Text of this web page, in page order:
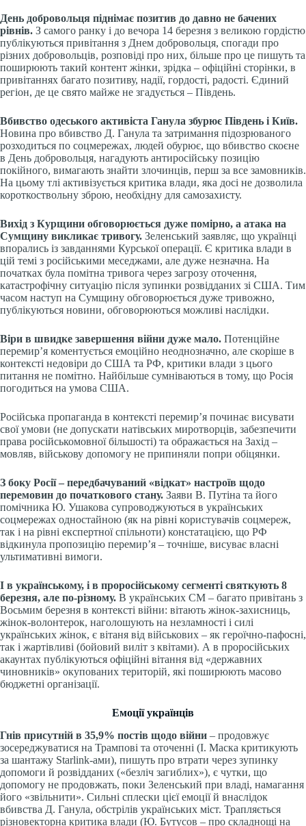
День добровольця піднімає позитив до давно не бачених
рівнів. З самого ранку і до вечора 14 березня з великою гордістю
публікуються привітання з Днем добровольця, спогади про
різних добровольців, розповіді про них, більше про це пишуть та
поширюють такий контент жінки, зрідка – офіційні сторінки, в
привітаннях багато позитиву, надії, гордості, радості. Єдиний
регіон, де це свято майже не згадується – Південь.
Вбивство одеського активіста Ганула збурює Південь і Київ.
Новина про вбивство Д. Ганула та затримання підозрюваного
розходиться по соцмережах, людей обурює, що вбивство скоєне
в День добровольця, нагадують антиросійську позицію
покійного, вимагають знайти злочинців, перш за все замовників.
На цьому тлі активізується критика влади, яка досі не дозволила
короткоствольну зброю, необхідну для самозахисту.
Вихід з Курщини обговорюється дуже помірно, а атака на
Сумщину викликає тривогу. Зеленський заявляє, що українці
впорались із завданнями Курської операції. Є критика влади в
цій темі з російськими меседжами, але дуже незначна. На
початках була помітна тривога через загрозу оточення,
катастрофічну ситуацію після зупинки розвідданих зі США. Тим
часом наступ на Сумщину обговорюється дуже тривожно,
публікуються новини, обговорюються можливі наслідки.
Віри в швидке завершення війни дуже мало. Потенційне
перемир’я коментується емоційно неоднозначно, але скоріше в
контексті недовіри до США та РФ, критики влади з цього
питання не помітно. Найбільше сумніваються в тому, що Росія
погодиться на умова США.
Російська пропаганда в контексті перемир’я починає висувати
свої умови (не допускати натівських миротворців, забезпечити
права російськомовної більшості) та ображається на Захід –
мовляв, військову допомогу не припиняли попри обіцянки.
З боку Росії – передбачуваний «відкат» настроїв щодо
перемовин до початкового стану. Заяви В. Путіна та його
помічника Ю. Ушакова супроводжуються в українських
соцмережах одностайною (як на рівні користувачів соцмереж,
так і на рівні експертної спільноти) констатацією, що РФ
відкинула пропозицію перемир’я – точніше, висуває власні
ультимативні вимоги.
І в українському, і в проросійському сегменті святкують 8
березня, але по-різному. В українських СМ – багато привітань з
Восьмим березня в контексті війни: вітають жінок-захисниць,
жінок-волонтерок, наголошують на незламності і силі
українських жінок, є вітаня від військових – як героїчно-пафосні,
так і жартівливі (бойовий виліт з квітами). А в проросійських
акаунтах публікуються офіційні вітання від «державних
чиновників» окупованих територій, які поширюють масово
бюджетні організації.
Емоції українців
Гнів присутній в 35,9% постів щодо війни – продовжує
зосереджуватися на Трампові та оточенні (І. Маска критикують
за шантажу Starlink-ами), пишуть про втрати через зупинку
допомоги й розвідданих («безліч загиблих»), є чутки, що
допомогу не продовжать, поки Зеленський при владі, намагання
його «звільнити». Сильні сплески цієї емоції й внаслідок
вбивства Д. Ганула, обстрілів українських міст. Трапляється
різновекторна критика влади (Ю. Бутусов – про складнощі на